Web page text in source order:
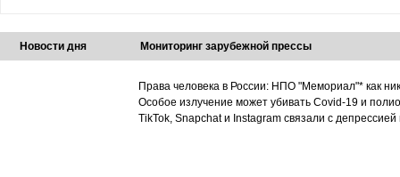
Новости дня Мониторинг зарубежной прессы
Права человека в России: НПО "Мемориал"* как
Особое излучение может убивать Covid-19 и
TikTok, Snapchat и Instagram связали с